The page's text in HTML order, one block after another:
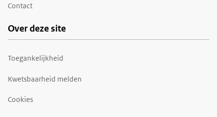
Contact
Over deze site
Toegankelijkheid
Kwetsbaarheid melden
Cookies